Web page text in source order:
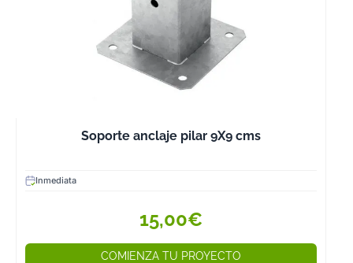
Soporte anclaje pilar 9X9 cms
Inmediata
15,00€
COMIENZA TU PROYECTO